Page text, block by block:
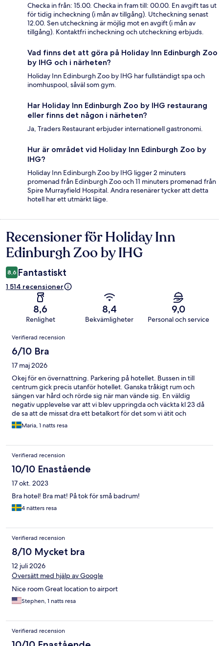
Checka in från: 15.00. Checka in fram till: 00.00. En avgift tas ut
för tidig incheckning (i mån av tillgång). Utcheckning senast
12.00. Sen utcheckning är möjlig mot en avgift (i mån av
tillgång). Kontaktfri incheckning och utcheckning erbjuds.
Vad finns det att göra på Holiday Inn Edinburgh Zoo
by IHG och i närheten?
Holiday Inn Edinburgh Zoo by IHG har fullständigt spa och
inomhuspool, såväl som gym.
Har Holiday Inn Edinburgh Zoo by IHG restaurang
eller finns det någon i närheten?
Ja, Traders Restaurant erbjuder internationell gastronomi.
Hur är området vid Holiday Inn Edinburgh Zoo by
IHG?
Holiday Inn Edinburgh Zoo by IHG ligger 2 minuters
promenad från Edinburgh Zoo och 11 minuters promenad från
Spire Murrayfield Hospital. Andra resenärer tycker att detta
hotell har ett utmärkt läge.
Recensioner
Recensioner för Holiday Inn
Edinburgh Zoo by IHG
8,6 Fantastiskt
1 514 recensioner
8,6
Renlighet
8,4
Bekvämligheter
9,0
Personal och service
Recensioner
Verifierad recension
6/10 Bra
17 maj 2026
Okej för en övernattning. Parkering på hotellet. Bussen in till
centrum gick precis utanför hotellet. Ganska tråkigt rum och
sängen var hård och rörde sig när man vände sig. En väldig
negativ upplevelse var att vi blev uppringda och väckta kl 23 då
de sa att de missat dra ett betalkort för det som vi ätit och
servitrisen satt upp på rummet. De ville vi skulle komma ner till
restaurangen direkt och dra ett kort, det kunde absolut inte
Maria, 1 natts resa
Verifierad recension
10/10 Enastående
17 okt. 2023
Bra hotel! Bra mat! På tok för små badrum!
4 nätters resa
Verifierad recension
8/10 Mycket bra
12 juli 2026
Översätt med hjälp av Google
Nice room Great location to airport
Stephen, 1 natts resa
Verifierad recension